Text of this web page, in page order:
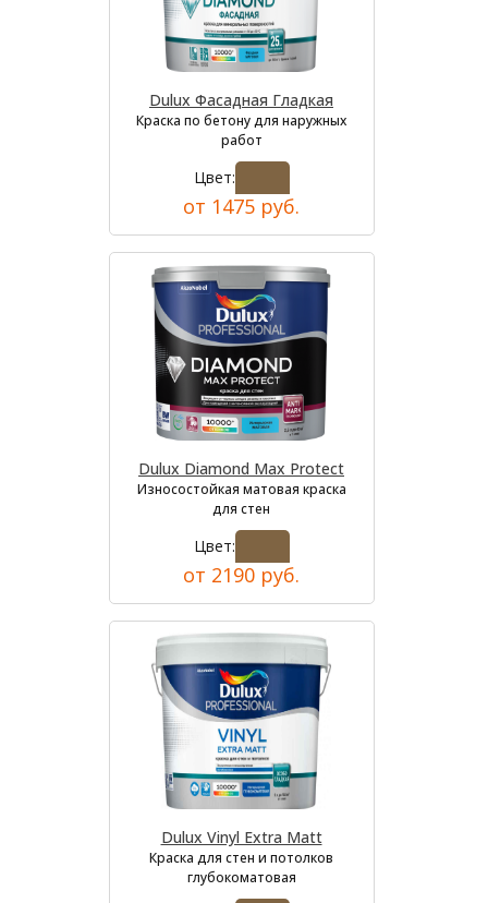
Dulux Фасадная Гладкая
Краска по бетону для наружных
работ
Цвет:
от 1475 руб.
Dulux Diamond Max Protect
Износостойкая матовая краска
для стен
Цвет:
от 2190 руб.
Dulux Vinyl Extra Matt
Краска для стен и потолков
глубокоматовая